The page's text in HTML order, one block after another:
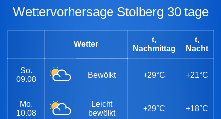
Wettervorhersage Stolberg 30 tage
Wetter
t,
Nachmittag
t,
Nacht
So.
09.08
Bewölkt +29°C +21°C
Mo.
10.08
Leicht
bewölkt
+29°C +18°C